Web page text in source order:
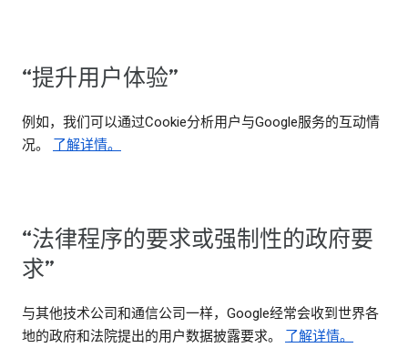
“提升用户体验”
例如，我们可以通过Cookie分析用户与Google服务的互动情
况。 了解详情。
“法律程序的要求或强制性的政府要
求”
与其他技术公司和通信公司一样，Google经常会收到世界各
地的政府和法院提出的用户数据披露要求。 了解详情。